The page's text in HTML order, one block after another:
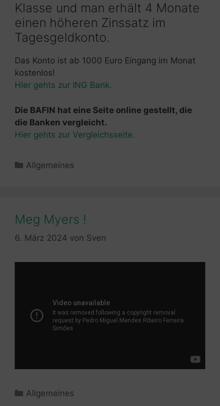
Klasse und man erhält 4 Monate
einen höheren Zinssatz im
Tagesgeldkonto.
Das Konto ist ab 1000 Euro Eingang im Monat
kostenlos!
Hier gehts zur ING Bank.
Die BAFIN hat eine Seite online gestellt, die
die Banken vergleicht.
Hier gehts zur Vergleichsseite.
Kategorien
Allgemeines
Meg Myers !
6. März 2024 von Sven
Kategorien
Allgemeines